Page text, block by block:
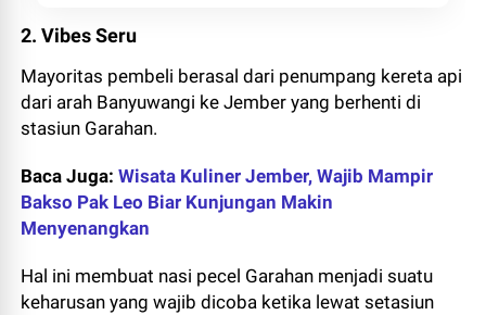
2. Vibes Seru
Mayoritas pembeli berasal dari penumpang kereta api
dari arah Banyuwangi ke Jember yang berhenti di
stasiun Garahan.
Baca Juga:Wisata Kuliner Jember, Wajib Mampir
Bakso Pak Leo Biar Kunjungan Makin
Menyenangkan
Hal ini membuat nasi pecel Garahan menjadi suatu
keharusan yang wajib dicoba ketika lewat setasiun